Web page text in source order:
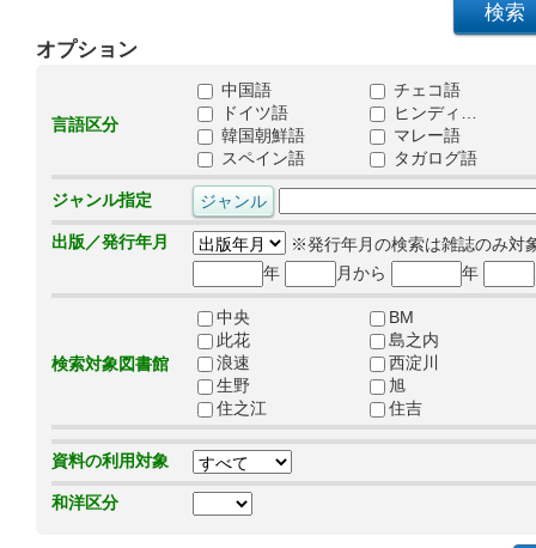
オプション
言語区分
中国語
チェコ語
ドイツ語
ヒンディ…
韓国朝鮮語
マレー語
スペイン語
タガログ語
ジャンル指定
出版／発行年月
※発行年月の検索は雑誌のみ対
年
月から 年
検索対象図書館
中央
BM
此花
島之内
浪速
西淀川
生野
旭
住之江
住吉
資料の利用対象
和洋区分